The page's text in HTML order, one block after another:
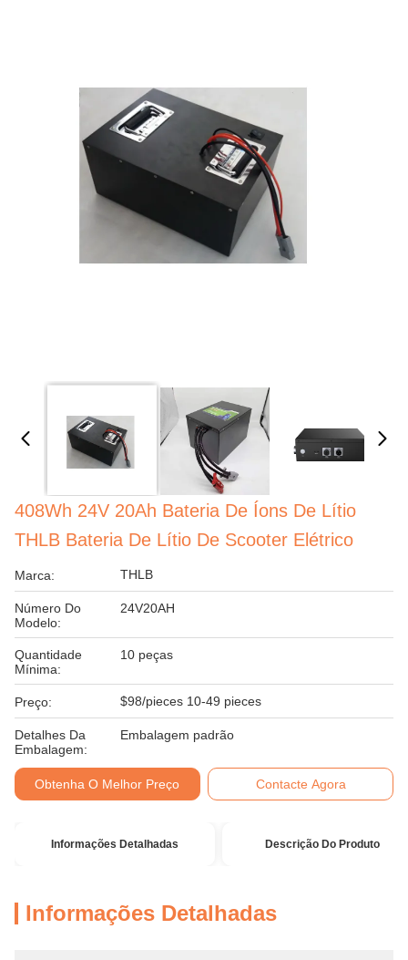
408Wh 24V 20Ah Bateria De Íons De Lítio
THLB Bateria De Lítio De Scooter Elétrico
Marca: THLB
Número Do
Modelo:
24V20AH
Quantidade
Mínima:
10 peças
Preço: $98/pieces 10-49 pieces
Detalhes Da
Embalagem:
Embalagem padrão
Obtenha O Melhor Preço Contacte Agora
Informações Detalhadas Descrição Do Produto
Informações Detalhadas